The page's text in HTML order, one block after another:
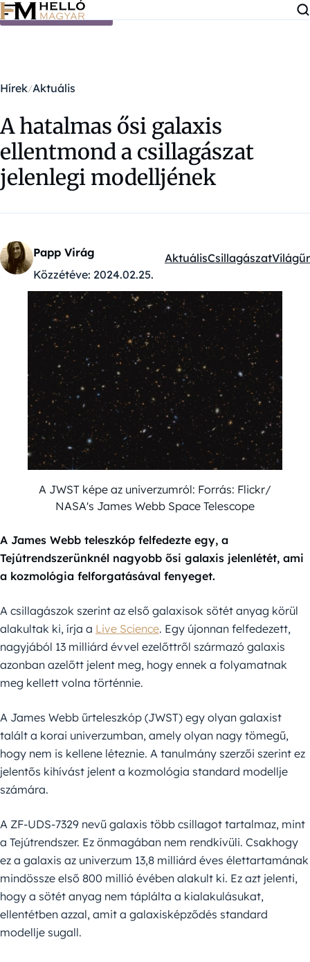
Ugrás a tartalomra
Hírek Aktuális
A hatalmas ősi galaxis
ellentmond a csillagászat
jelenlegi modelljének
Papp Virág
Közzétéve: 2024.02.25.
Kategóriák:
AktuálisCsillagászatVilágűr
A JWST képe az univerzumról: Forrás: Flickr/
NASA's James Webb Space Telescope
A James Webb teleszkóp felfedezte egy, a
Tejútrendszerünknél nagyobb ősi galaxis jelenlétét, ami
a kozmológia felforgatásával fenyeget.
A csillagászok szerint az első galaxisok sötét anyag körül
alakultak ki, írja a Live Science. Egy újonnan felfedezett,
nagyjából 13 milliárd évvel ezelőttről származó galaxis
azonban azelőtt jelent meg, hogy ennek a folyamatnak
meg kellett volna történnie.
A James Webb űrteleszkóp (JWST) egy olyan galaxist
talált a korai univerzumban, amely olyan nagy tömegű,
hogy nem is kellene léteznie. A tanulmány szerzői szerint ez
jelentős kihívást jelent a kozmológia standard modellje
számára.
A ZF-UDS-7329 nevű galaxis több csillagot tartalmaz, mint
a Tejútrendszer. Ez önmagában nem rendkívüli. Csakhogy
ez a galaxis az univerzum 13,8 milliárd éves élettartamának
mindössze első 800 millió évében alakult ki. Ez azt jelenti,
hogy a sötét anyag nem táplálta a kialakulásukat,
ellentétben azzal, amit a galaxisképződés standard
modellje sugall.